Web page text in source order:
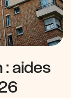
: aides